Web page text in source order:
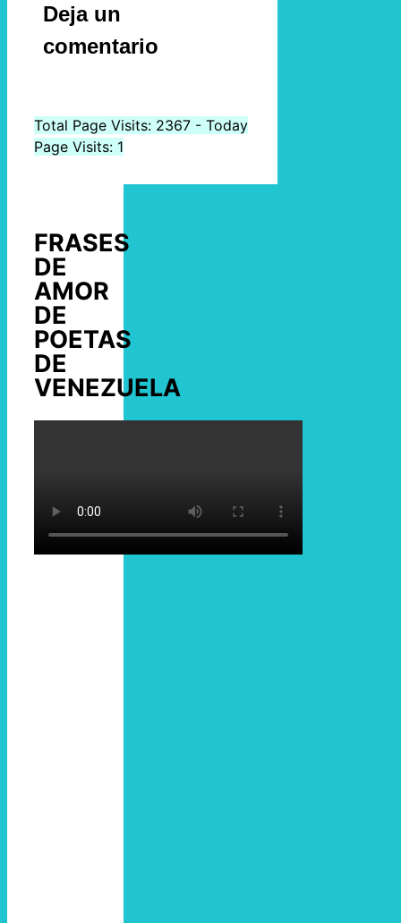
Deja un
comentario
Total Page Visits: 2367 - Today
Page Visits: 1
FRASES
DE
AMOR
DE
POETAS
DE
VENEZUELA